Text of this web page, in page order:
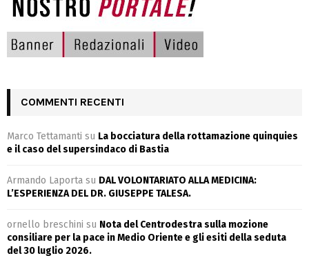
COMMENTI RECENTI
Marco Tettamanti su La bocciatura della rottamazione quinquies
e il caso del supersindaco di Bastia
Armando Laporta su DAL VOLONTARIATO ALLA MEDICINA:
L’ESPERIENZA DEL DR. GIUSEPPE TALESA.
ornello breschini su Nota del Centrodestra sulla mozione
consiliare per la pace in Medio Oriente e gli esiti della seduta
del 30 luglio 2026.